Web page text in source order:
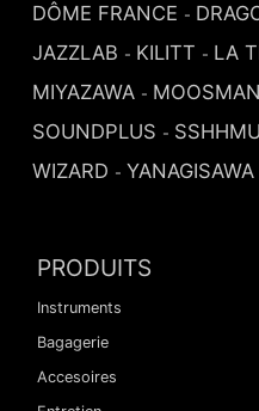
DÔME FRANCE -
JAZZLAB - KILITT - LA
MIYAZAWA -
SOUNDPLUS -
WIZARD - YANAGISAWA
PRODUITS
Instruments
Bagagerie
Accesoires